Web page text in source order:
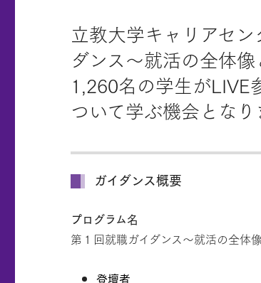
立教大学キャリアセ
ダンス～就活の全体
1,260名の学生がLIVE
ついて学ぶ機会となり
ガイダンス概要
プログラム名
第１回就職ガイダンス～就活の全体
登壇者